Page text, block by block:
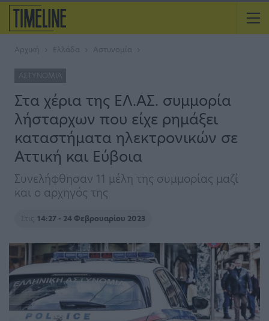
Αρχική Ελλάδα Αστυνομία
ΑΣΤΥΝΟΜΊΑ
Στα χέρια της ΕΛ.ΑΣ. συμμορία
λήσταρχων που είχε ρημάξει
καταστήματα ηλεκτρονικών σε
Αττική και Εύβοια
Συνελήφθησαν 11 μέλη της συμμορίας μαζί
και ο αρχηγός της
Στις 14:27 - 24 Φεβρουαρίου 2023